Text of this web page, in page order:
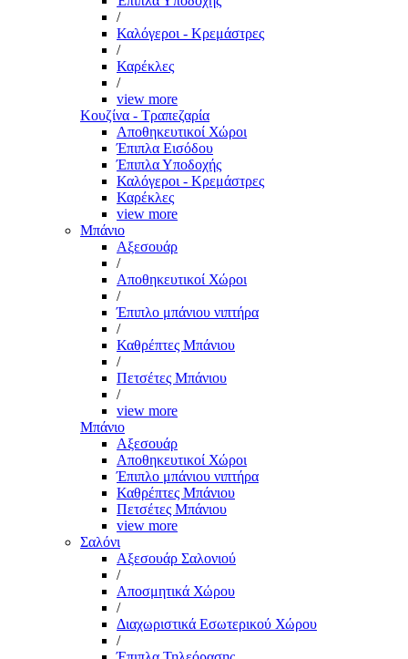
/
Καλόγεροι - Κρεμάστρες
/
Καρέκλες
/
view more
Κουζίνα - Τραπεζαρία
Αποθηκευτικοί Χώροι
Έπιπλα Εισόδου
Έπιπλα Υποδοχής
Καλόγεροι - Κρεμάστρες
Καρέκλες
view more
Μπάνιο
Αξεσουάρ
/
Αποθηκευτικοί Χώροι
/
Έπιπλο μπάνιου νιπτήρα
/
Καθρέπτες Μπάνιου
/
Πετσέτες Μπάνιου
/
view more
Μπάνιο
Αξεσουάρ
Αποθηκευτικοί Χώροι
Έπιπλο μπάνιου νιπτήρα
Καθρέπτες Μπάνιου
Πετσέτες Μπάνιου
view more
Σαλόνι
Αξεσουάρ Σαλονιού
/
Αποσμητικά Χώρου
/
Διαχωριστικά Εσωτερικού Χώρου
/